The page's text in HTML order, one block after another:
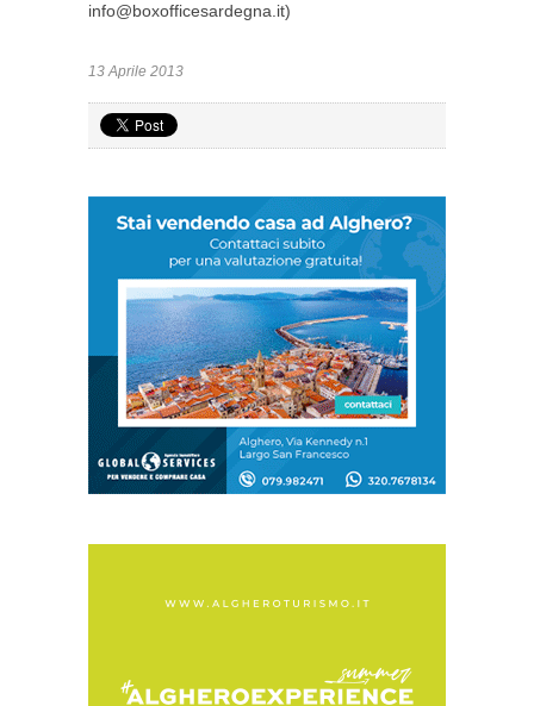
info@boxofficesardegna.it)
13 Aprile 2013